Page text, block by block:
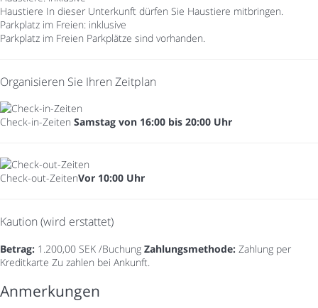
Haustiere In dieser Unterkunft dürfen Sie Haustiere mitbringen.
Parkplatz im Freien: inklusive
Parkplatz im Freien Parkplätze sind vorhanden.
Organisieren Sie Ihren Zeitplan
Check-in-Zeiten Samstag von 16:00 bis 20:00 Uhr
Check-out-ZeitenVor 10:00 Uhr
Kaution (wird erstattet)
Betrag: 1.200,00 SEK /Buchung Zahlungsmethode: Zahlung per
Kreditkarte Zu zahlen bei Ankunft.
Anmerkungen